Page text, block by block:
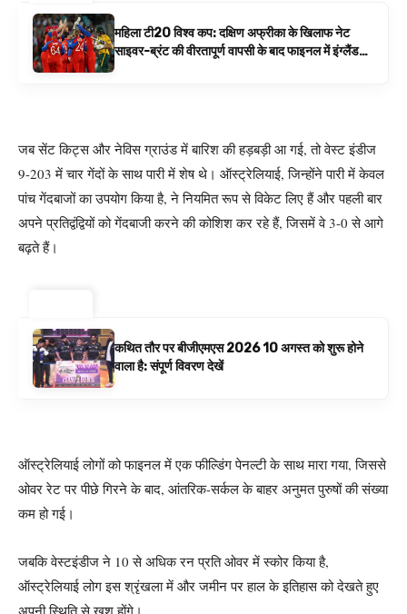
महिला टी20 विश्व कप: दक्षिण अफ्रीका के खिलाफ नेट
साइवर-ब्रंट की वीरतापूर्ण वापसी के बाद फाइनल में इंग्लैंड
जब सेंट किट्स और नेविस ग्राउंड में बारिश की हड़बड़ी आ गई, तो वेस्ट इंडीज
9-203 में चार गेंदों के साथ पारी में शेष थे। ऑस्ट्रेलियाई, जिन्होंने पारी में केवल
पांच गेंदबाजों का उपयोग किया है, ने नियमित रूप से विकेट लिए हैं और पहली बार
अपने प्रतिद्वंद्वियों को गेंदबाजी करने की कोशिश कर रहे हैं, जिसमें वे 3-0 से आगे
बढ़ते हैं।
कथित तौर पर बीजीएमएस 2026 10 अगस्त को शुरू होने
वाला है: संपूर्ण विवरण देखें
ऑस्ट्रेलियाई लोगों को फाइनल में एक फील्डिंग पेनल्टी के साथ मारा गया, जिससे
ओवर रेट पर पीछे गिरने के बाद, आंतरिक-सर्कल के बाहर अनुमत पुरुषों की संख्या
कम हो गई।
जबकि वेस्टइंडीज ने 10 से अधिक रन प्रति ओवर में स्कोर किया है,
ऑस्ट्रेलियाई लोग इस श्रृंखला में और जमीन पर हाल के इतिहास को देखते हुए
अपनी स्थिति से खुश होंगे।